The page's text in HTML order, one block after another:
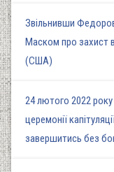
Звільнивши
Маском про захист
(США)
24 лютого 2022
церемонії
завершитись без